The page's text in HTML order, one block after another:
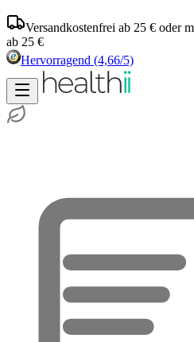
Versandkostenfrei ab 25 € oder
ab 25 €
Hervorragend (4,66/5)